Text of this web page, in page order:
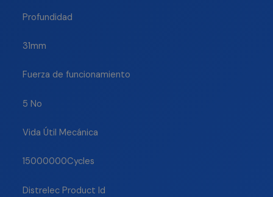
Profundidad
31mm
Fuerza de funcionamiento
5 No
Vida Útil Mecánica
15000000Cycles
Distrelec Product Id